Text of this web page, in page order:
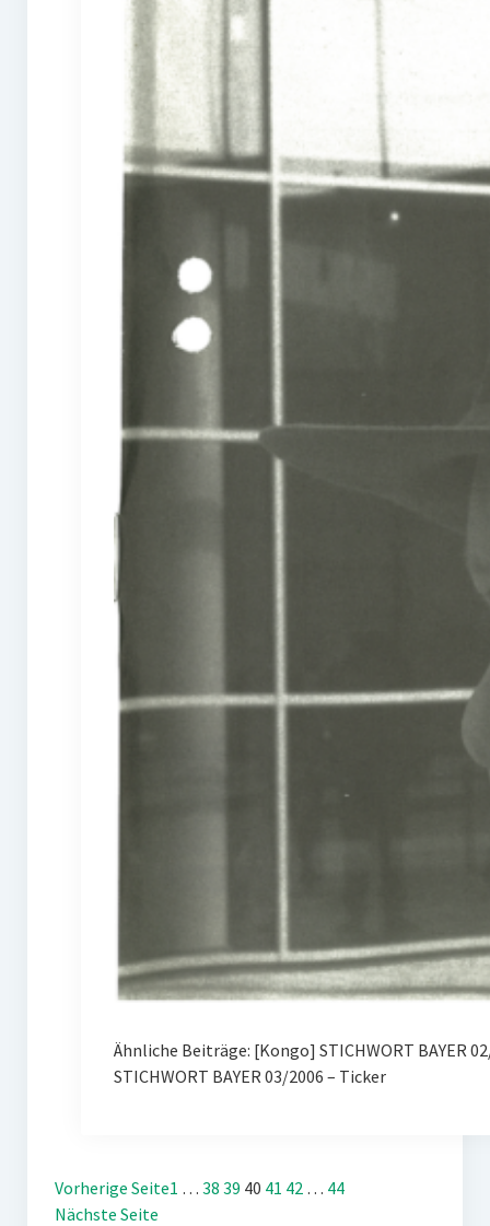
Ähnliche Beiträge: [Kongo] STICHWORT BAYER
STICHWORT BAYER 03/2006 – Ticker
Vorherige Seite1 … 38 39 40 41 42 … 44
Nächste Seite